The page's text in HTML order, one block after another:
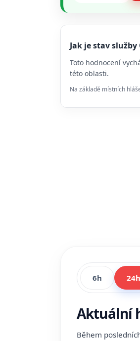
Jak je stav
Toto hodnocení
této oblasti.
Na základě místních
6h 24h
Aktuální
Během